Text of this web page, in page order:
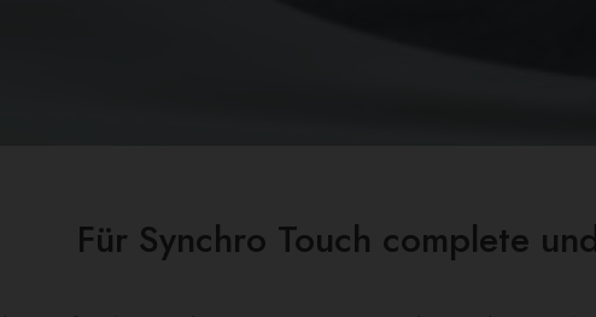
Für Synchro Touch complete